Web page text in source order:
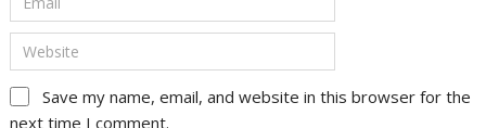
Save my name, email, and website in this browser for the
next time I comment.